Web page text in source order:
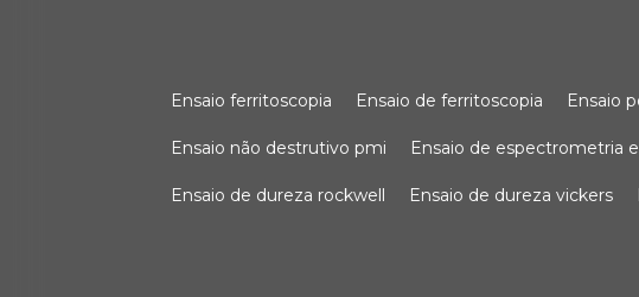
ensaio ferritoscopia ensaio de ferritoscopia ensaio
ensaio não destrutivo pmi ensaio de espectrometria
ensaio de dureza rockwell ensaio de dureza vickers